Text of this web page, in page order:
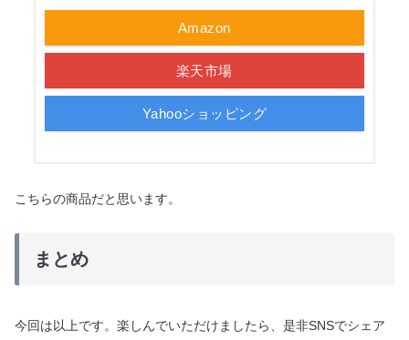
Amazon
楽天市場
Yahooショッピング
こちらの商品だと思います。
まとめ
今回は以上です。楽しんでいただけましたら、是非SNSでシェア